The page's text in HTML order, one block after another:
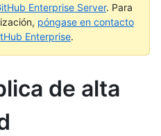
Enterprise Server. Para
póngase en contacto
Enterprise.
de alta